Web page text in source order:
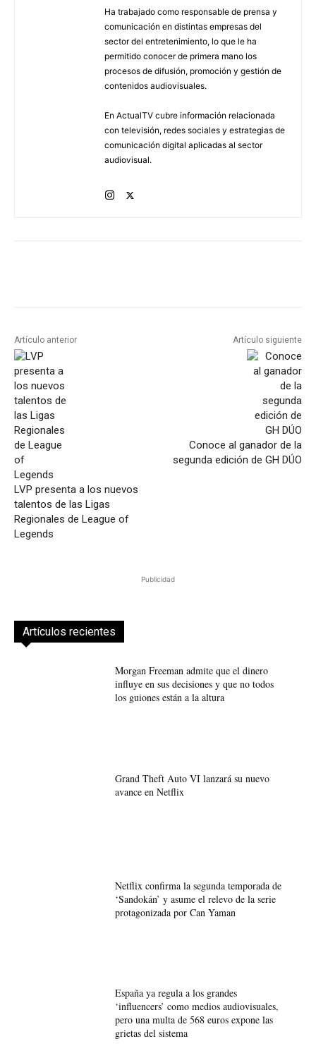
Ha trabajado como responsable de prensa y
comunicación en distintas empresas del
sector del entretenimiento, lo que le ha
permitido conocer de primera mano los
procesos de difusión, promoción y gestión de
contenidos audiovisuales.
En ActualTV cubre información relacionada
con televisión, redes sociales y estrategias de
comunicación digital aplicadas al sector
audiovisual.
Artículo anterior
LVP presenta a los nuevos
talentos de las Ligas
Regionales de League of
Legends
Artículo siguiente
Conoce al ganador de la
segunda edición de GH DÚO
Publicidad
Artículos recientes
Morgan Freeman admite que el dinero
influye en sus decisiones y que no todos
los guiones están a la altura
Grand Theft Auto VI lanzará su nuevo
avance en Netflix
Netflix confirma la segunda temporada de
‘Sandokán’ y asume el relevo de la serie
protagonizada por Can Yaman
España ya regula a los grandes
‘influencers’ como medios audiovisuales,
pero una multa de 568 euros expone las
grietas del sistema